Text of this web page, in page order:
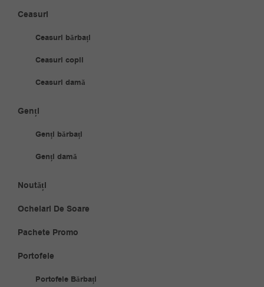
Ceasuri
Ceasuri bărbați
Ceasuri copii
Ceasuri damă
Genți
Genți bărbați
Genți damă
Noutăți
Ochelari De Soare
Pachete Promo
Portofele
Portofele Bărbați